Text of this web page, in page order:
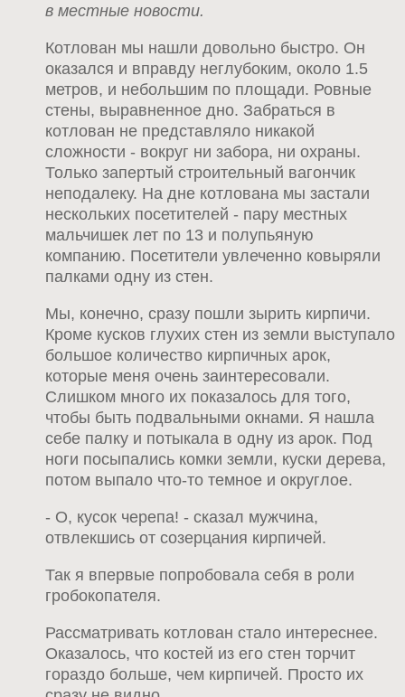
в местные новости.
Котлован мы нашли довольно быстро. Он
оказался и вправду неглубоким, около 1.5
метров, и небольшим по площади. Ровные
стены, выравненное дно. Забраться в
котлован не представляло никакой
сложности - вокруг ни забора, ни охраны.
Только запертый строительный вагончик
неподалеку. На дне котлована мы застали
нескольких посетителей - пару местных
мальчишек лет по 13 и полупьяную
компанию. Посетители увлеченно ковыряли
палками одну из стен.
Мы, конечно, сразу пошли зырить кирпичи.
Кроме кусков глухих стен из земли выступало
большое количество кирпичных арок,
которые меня очень заинтересовали.
Слишком много их показалось для того,
чтобы быть подвальными окнами. Я нашла
себе палку и потыкала в одну из арок. Под
ноги посыпались комки земли, куски дерева,
потом выпало что-то темное и округлое.
- О, кусок черепа! - сказал мужчина,
отвлекшись от созерцания кирпичей.
Так я впервые попробовала себя в роли
гробокопателя.
Рассматривать котлован стало интереснее.
Оказалось, что костей из его стен торчит
гораздо больше, чем кирпичей. Просто их